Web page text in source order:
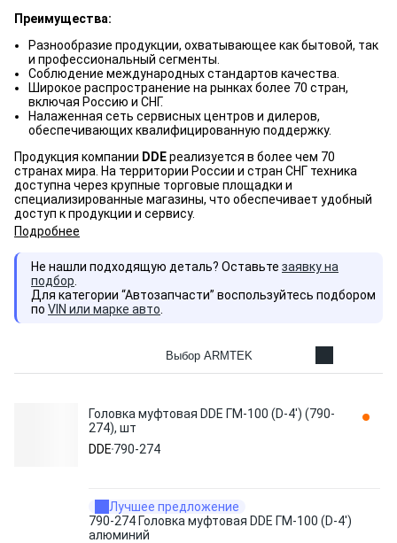
Преимущества:
Разнообразие продукции, охватывающее как бытовой, так
и профессиональный сегменты.
Соблюдение международных стандартов качества.
Широкое распространение на рынках более 70 стран,
включая Россию и СНГ.
Налаженная сеть сервисных центров и дилеров,
обеспечивающих квалифицированную поддержку.
Продукция компании DDEреализуется в более чем 70
странах мира. На территории России и стран СНГ техника
доступна через крупные торговые площадки и
специализированные магазины, что обеспечивает удобный
доступ к продукции и сервису.
Подробнее
Не нашли подходящую деталь? Оставьте заявку на
подбор
Для категории “Автозапчасти” воспользуйтесь подбором
по VIN или марке авто
Выбор ARMTEK
Головка муфтовая DDE ГМ-100 (D-4') (790-
274), шт
DDE 790-274
Лучшее предложение
790-274 Головка муфтовая DDE ГМ-100 (D-4')
алюминий